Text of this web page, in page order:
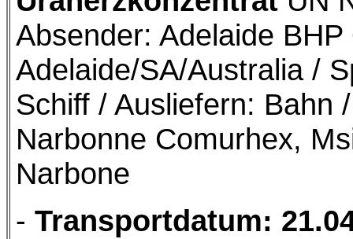
Absender: Adelaide
Adelaide/SA/Australia /
Schiff / Ausliefern: Bahn
Narbonne Comurhex,
Narbone
- Transportdatum: